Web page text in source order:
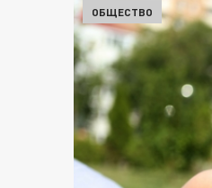
ОБЩЕСТВО